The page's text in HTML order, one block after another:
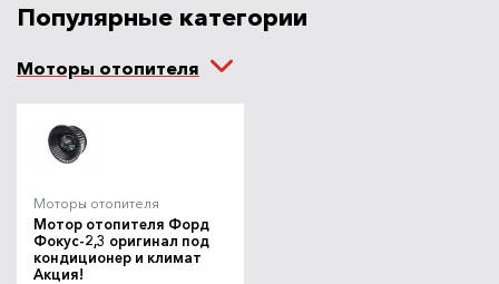
Популярные категории
Моторы отопителя
Моторы отопителя
Мотор отопителя Форд
Фокус-2,3 оригинал под
кондиционер и климат
Акция!